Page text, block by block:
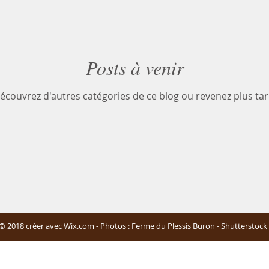
Posts à venir
d'autres catégories de ce blog ou revenez plus
2018 créer avec Wix.com - Photos : Ferme du Plessis Buron - Shutterstock